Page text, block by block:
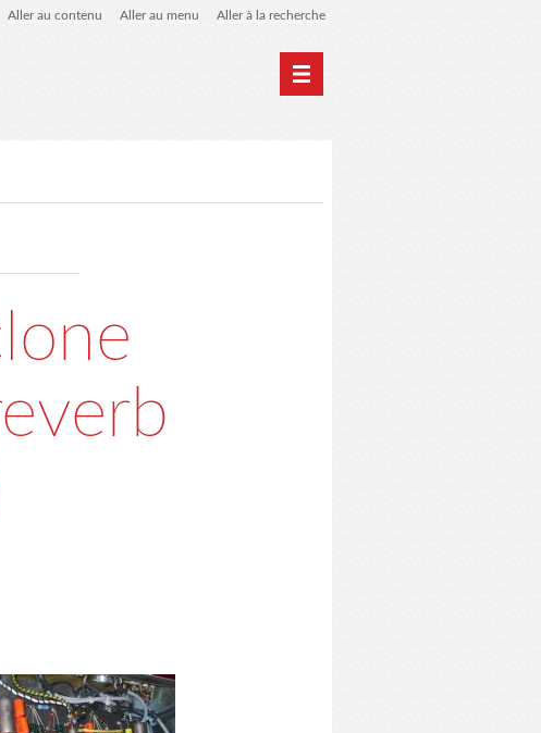
Aller au contenu Aller au menu Aller à la recherche